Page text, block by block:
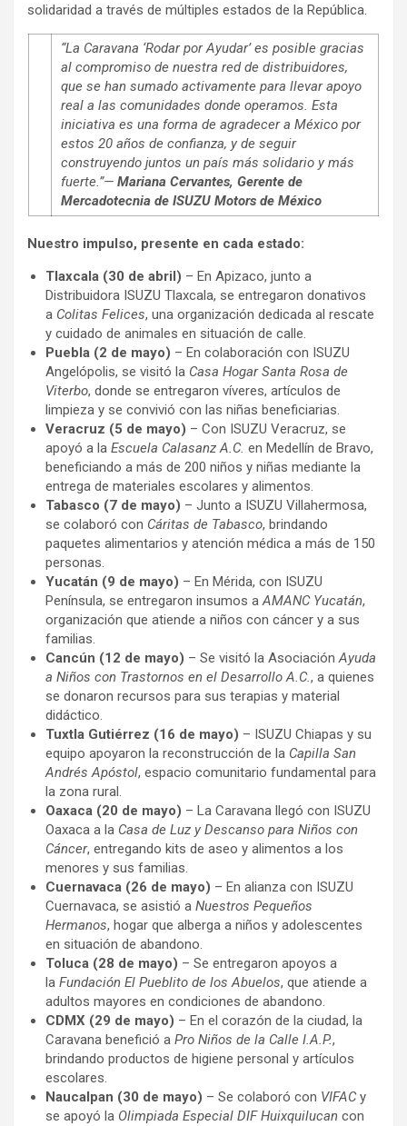
solidaridad a través de múltiples estados de la República.
“La Caravana ‘Rodar por Ayudar’ es posible gracias
al compromiso de nuestra red de distribuidores,
que se han sumado activamente para llevar apoyo
real a las comunidades donde operamos. Esta
iniciativa es una forma de agradecer a México por
estos 20 años de confianza, y de seguir
construyendo juntos un país más solidario y más
fuerte.”— Mariana Cervantes, Gerente de
Mercadotecnia de ISUZU Motors de México
Nuestro impulso, presente en cada estado:
Tlaxcala (30 de abril) – En Apizaco, junto a
Distribuidora ISUZU Tlaxcala, se entregaron donativos
a Colitas Felices, una organización dedicada al rescate
y cuidado de animales en situación de calle.
Puebla (2 de mayo) – En colaboración con ISUZU
Angelópolis, se visitó la Casa Hogar Santa Rosa de
Viterbo, donde se entregaron víveres, artículos de
limpieza y se convivió con las niñas beneficiarias.
Veracruz (5 de mayo) – Con ISUZU Veracruz, se
apoyó a la Escuela Calasanz A.C. en Medellín de Bravo,
beneficiando a más de 200 niños y niñas mediante la
entrega de materiales escolares y alimentos.
Tabasco (7 de mayo) – Junto a ISUZU Villahermosa,
se colaboró con Cáritas de Tabasco, brindando
paquetes alimentarios y atención médica a más de 150
personas.
Yucatán (9 de mayo) – En Mérida, con ISUZU
Península, se entregaron insumos aAMANC Yucatán,
organización que atiende a niños con cáncer y a sus
familias.
Cancún (12 de mayo) – Se visitó la AsociaciónAyuda
a Niños con Trastornos en el Desarrollo A.C., a quienes
se donaron recursos para sus terapias y material
didáctico.
Tuxtla Gutiérrez (16 de mayo) – ISUZU Chiapas y su
equipo apoyaron la reconstrucción de la Capilla San
Andrés Apóstol, espacio comunitario fundamental para
la zona rural.
Oaxaca (20 de mayo) – La Caravana llegó con ISUZU
Oaxaca a la Casa de Luz y Descanso para Niños con
Cáncer, entregando kits de aseo y alimentos a los
menores y sus familias.
Cuernavaca (26 de mayo) – En alianza con ISUZU
Cuernavaca, se asistió a Nuestros Pequeños
Hermanos, hogar que alberga a niños y adolescentes
en situación de abandono.
Toluca (28 de mayo) – Se entregaron apoyos a
la Fundación El Pueblito de los Abuelos, que atiende a
adultos mayores en condiciones de abandono.
CDMX (29 de mayo) – En el corazón de la ciudad, la
Caravana benefició a Pro Niños de la Calle I.A.P.,
brindando productos de higiene personal y artículos
escolares.
Naucalpan (30 de mayo) – Se colaboró con VIFACy
se apoyó la Olimpiada Especial DIF Huixquilucan con